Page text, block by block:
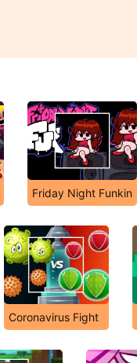
Friday Night Funkin
Coronavirus Fight